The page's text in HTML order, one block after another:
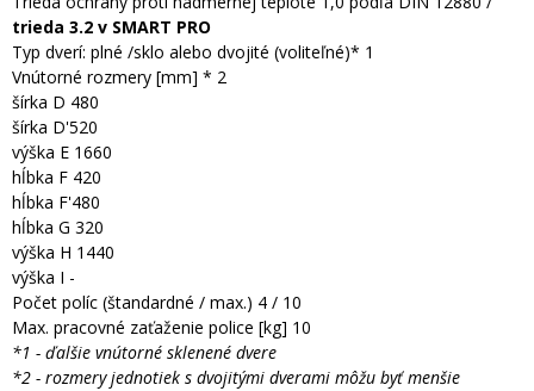
trieda 3.2 v SMART PRO
Typ dverí: plné /sklo alebo dvojité (voliteľné)* 1
Vnútorné rozmery [mm] * 2
šírka D 480
šírka D'520
výška E 1660
hĺbka F 420
hĺbka F'480
hĺbka G 320
výška H 1440
výška I -
Počet políc (štandardné / max.) 4 / 10
Max. pracovné zaťaženie police [kg] 10
*1 - ďalšie vnútorné sklenené dvere
*2 - rozmery jednotiek s dvojitými dverami môžu byť menšie